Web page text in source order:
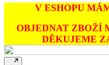
V ESHOPU
OBJEDNAT ZBOŽÍ
DĚKUJEME